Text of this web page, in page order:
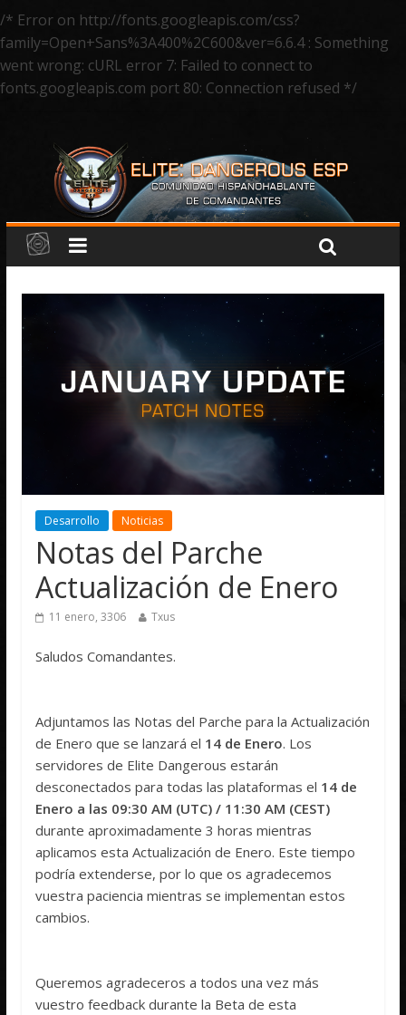
/* Error on http://fonts.googleapis.com/css?
family=Open+Sans%3A400%2C600&ver=6.6.4 : Something
went wrong: cURL error 7: Failed to connect to
fonts.googleapis.com port 80: Connection refused */
Desarrollo Noticias
Notas del Parche
Actualización de Enero
11 enero, 3306 Txus
Saludos Comandantes.
Adjuntamos las Notas del Parche para la Actualización
de Enero que se lanzará el 14 de Enero. Los
servidores de Elite Dangerous estarán
desconectados para todas las plataformas el 14 de
Enero a las 09:30 AM (UTC) / 11:30 AM (CEST)
durante aproximadamente 3 horas mientras
aplicamos esta Actualización de Enero. Este tiempo
podría extenderse, por lo que os agradecemos
vuestra paciencia mientras se implementan estos
cambios.
Queremos agradeceros a todos una vez más
vuestro feedback durante la Beta de esta